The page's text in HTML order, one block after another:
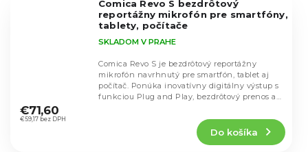
Comica Revo S bezdrôtový
reportážny mikrofón pre smartfóny,
tablety, počítače
hodnotenie
produktu
SKLADOM V PRAHE
€59,17 bez DPH
€71,60
Do košíka
Comica Revo S je bezdrôtový reportážny
mikrofón navrhnutý pre smartfón, tablet aj
počítač. Ponúka inovatívny digitálny výstup s
funkciou Plug and Play, bezdrôtový prenos až